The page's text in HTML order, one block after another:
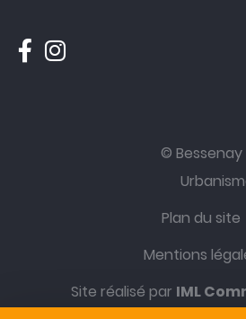
© Bessenay
Plan du site
Mentions
Site réalisé par IML